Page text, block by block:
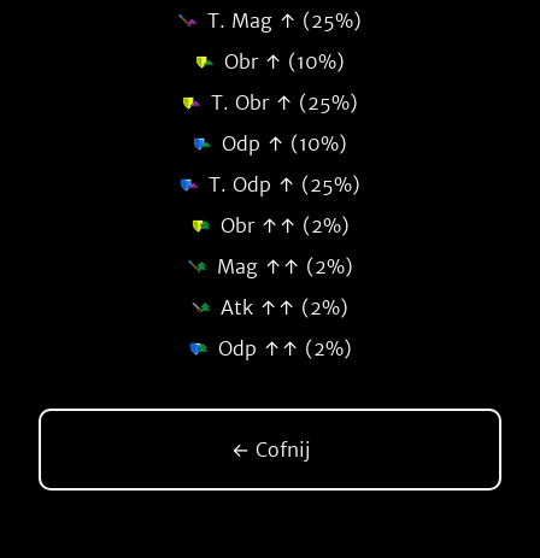
T. Mag ↑ (25%)
Obr ↑ (10%)
T. Obr ↑ (25%)
Odp ↑ (10%)
T. Odp ↑ (25%)
Obr ↑↑ (2%)
Mag ↑↑ (2%)
Atk ↑↑ (2%)
Odp ↑↑ (2%)
← Cofnij